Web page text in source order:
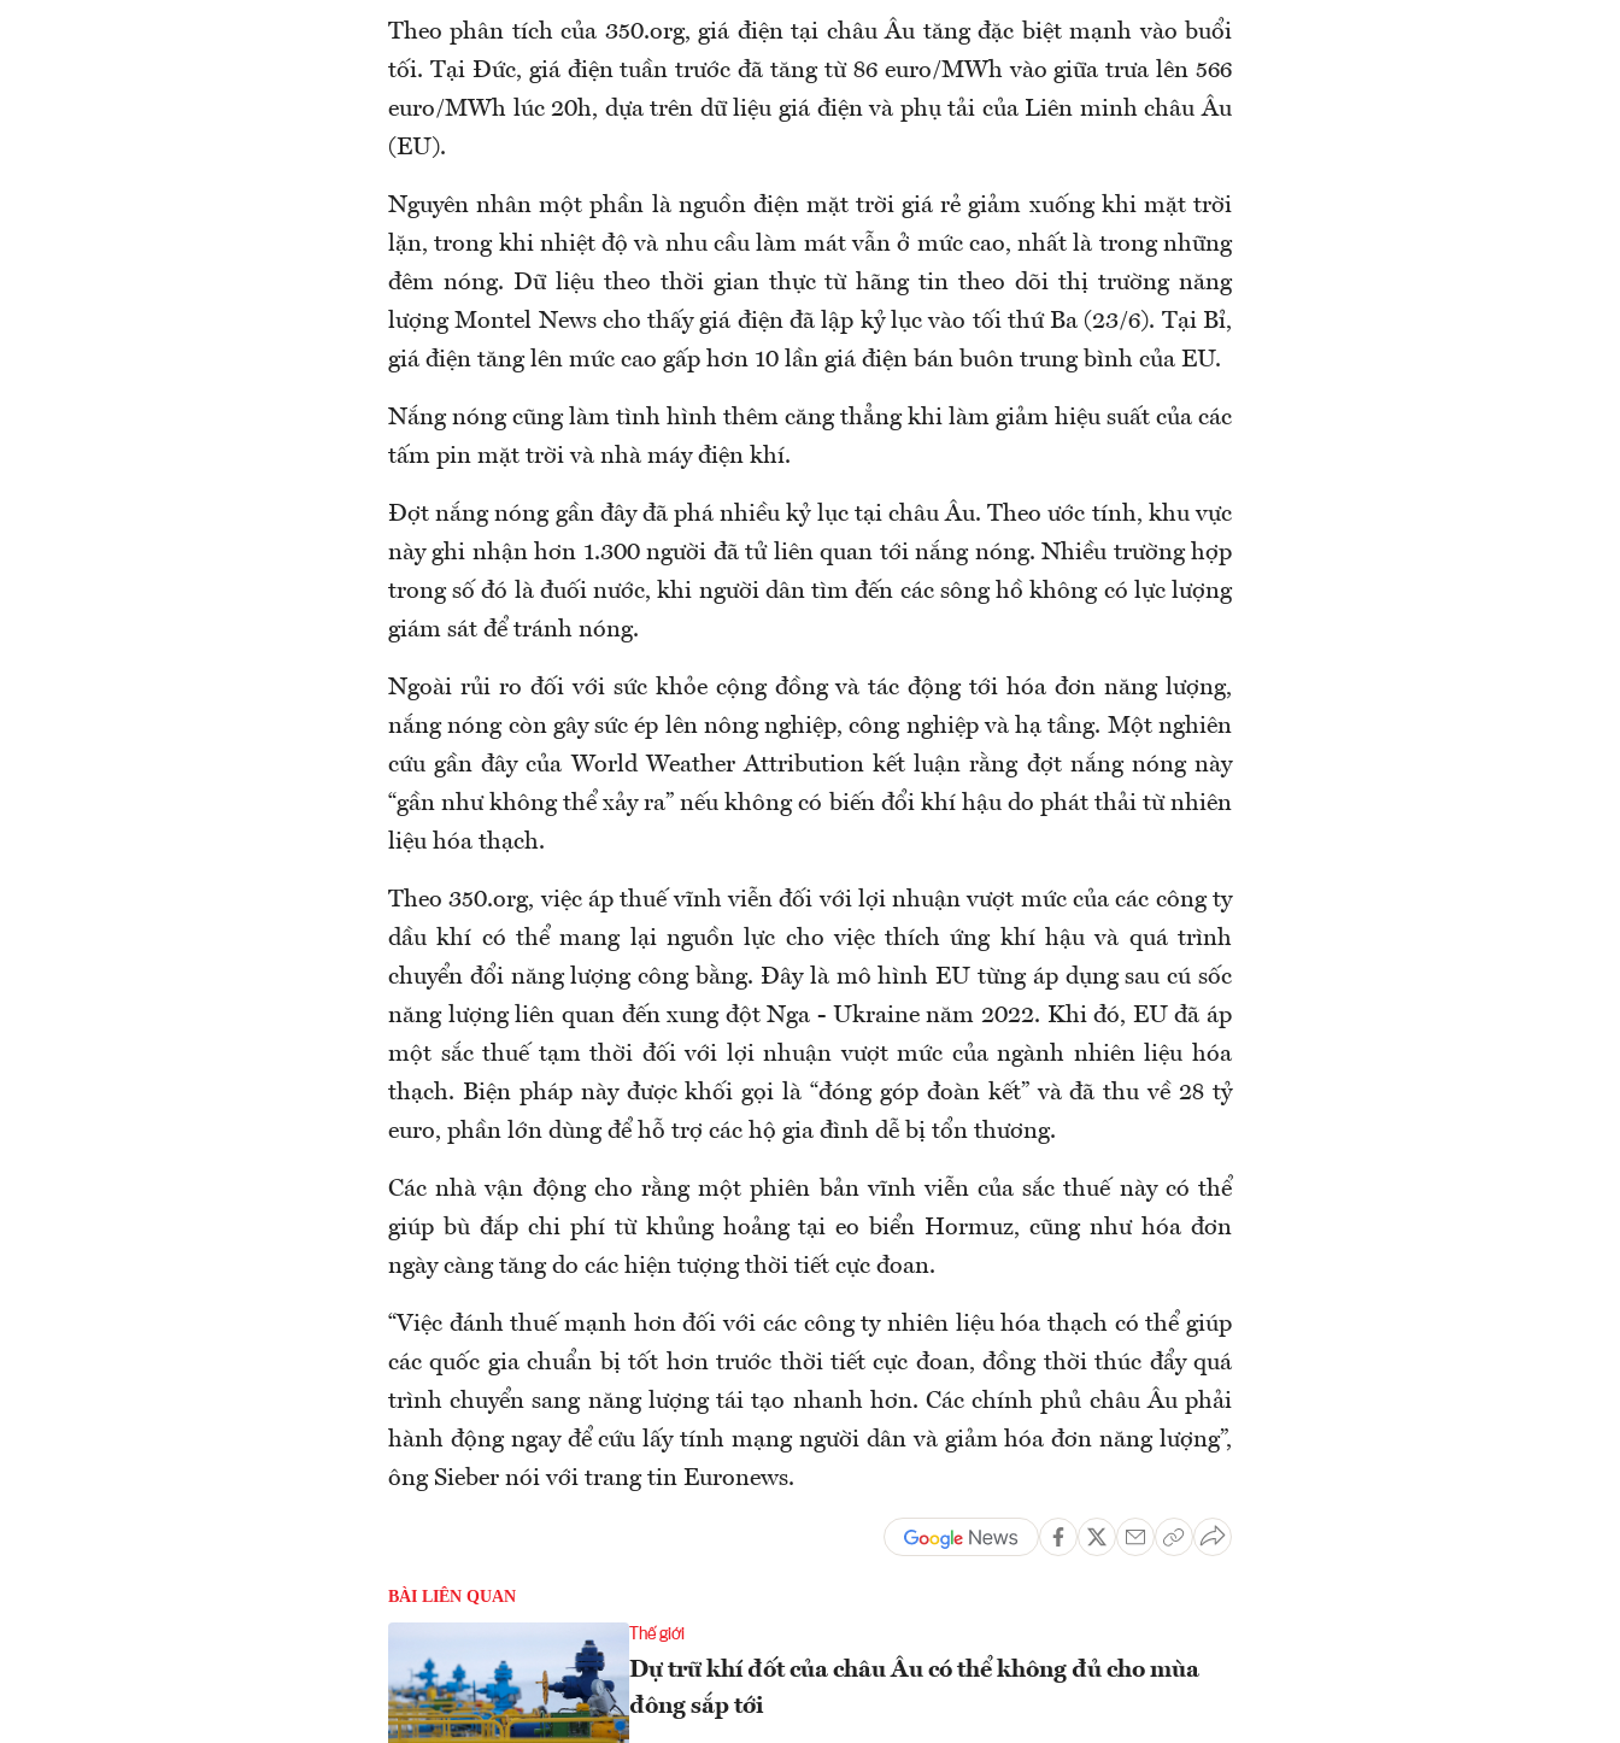
Theo phân tích của 350.org, giá điện tại châu Âu tăng đặc biệt mạnh vào buổi
tối. Tại Đức, giá điện tuần trước đã tăng từ 86 euro/MWh vào giữa trưa lên 566
euro/MWh lúc 20h, dựa trên dữ liệu giá điện và phụ tải của Liên minh châu Âu
(EU).
Nguyên nhân một phần là nguồn điện mặt trời giá rẻ giảm xuống khi mặt trời
lặn, trong khi nhiệt độ và nhu cầu làm mát vẫn ở mức cao, nhất là trong những
đêm nóng. Dữ liệu theo thời gian thực từ hãng tin theo dõi thị trường năng
lượng Montel News cho thấy giá điện đã lập kỷ lục vào tối thứ Ba (23/6). Tại Bỉ,
giá điện tăng lên mức cao gấp hơn 10 lần giá điện bán buôn trung bình của EU.
Nắng nóng cũng làm tình hình thêm căng thẳng khi làm giảm hiệu suất của các
tấm pin mặt trời và nhà máy điện khí.
Đợt nắng nóng gần đây đã phá nhiều kỷ lục tại châu Âu. Theo ước tính, khu vực
này ghi nhận hơn 1.300 người đã tử liên quan tới nắng nóng. Nhiều trường hợp
trong số đó là đuối nước, khi người dân tìm đến các sông hồ không có lực lượng
giám sát để tránh nóng.
Ngoài rủi ro đối với sức khỏe cộng đồng và tác động tới hóa đơn năng lượng,
nắng nóng còn gây sức ép lên nông nghiệp, công nghiệp và hạ tầng. Một nghiên
cứu gần đây của World Weather Attribution kết luận rằng đợt nắng nóng này
“gần như không thể xảy ra” nếu không có biến đổi khí hậu do phát thải từ nhiên
liệu hóa thạch.
Theo 350.org, việc áp thuế vĩnh viễn đối với lợi nhuận vượt mức của các công ty
dầu khí có thể mang lại nguồn lực cho việc thích ứng khí hậu và quá trình
chuyển đổi năng lượng công bằng. Đây là mô hình EU từng áp dụng sau cú sốc
năng lượng liên quan đến xung đột Nga - Ukraine năm 2022. Khi đó, EU đã áp
một sắc thuế tạm thời đối với lợi nhuận vượt mức của ngành nhiên liệu hóa
thạch. Biện pháp này được khối gọi là “đóng góp đoàn kết” và đã thu về 28 tỷ
euro, phần lớn dùng để hỗ trợ các hộ gia đình dễ bị tổn thương.
Các nhà vận động cho rằng một phiên bản vĩnh viễn của sắc thuế này có thể
giúp bù đắp chi phí từ khủng hoảng tại eo biển Hormuz, cũng như hóa đơn
ngày càng tăng do các hiện tượng thời tiết cực đoan.
“Việc đánh thuế mạnh hơn đối với các công ty nhiên liệu hóa thạch có thể giúp
các quốc gia chuẩn bị tốt hơn trước thời tiết cực đoan, đồng thời thúc đẩy quá
trình chuyển sang năng lượng tái tạo nhanh hơn. Các chính phủ châu Âu phải
hành động ngay để cứu lấy tính mạng người dân và giảm hóa đơn năng lượng”,
ông Sieber nói với trang tin Euronews.
BÀI LIÊN QUAN
Thế giới
Dự trữ khí đốt của châu Âu có thể không đủ cho mùa
đông sắp tới